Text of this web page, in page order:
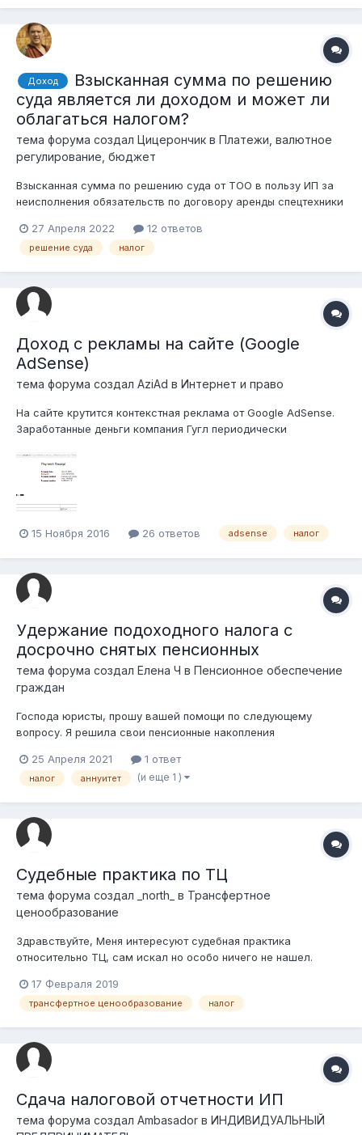
Доход
Взысканная сумма по решению
суда является ли доходом и может ли
облагаться налогом?
тема форума создал Цицерончик в Платежи, валютное
регулирование, бюджет
Взысканная сумма по решению суда от ТОО в пользу ИП за
неисполнения обязательств по договору аренды спецтехники
27 Апреля 2022
12 ответов
решение суда налог
Доход с рекламы на сайте (Google
AdSense)
тема форума создал AziAd в Интернет и право
На сайте крутится контекстная реклама от Google AdSense.
Заработанные деньги компания Гугл периодически
переводом. Как можно легализовать такой доход? Пока
вижу два варианта, но возникают вопросы: 1) Подавать
налоговую декларацию, как...
15 Ноября 2016 26 ответов adsense налог
Удержание подоходного налога с
досрочно снятых пенсионных
тема форума создал Елена Ч в Пенсионное обеспечение
граждан
Господа юристы, прошу вашей помощи по следующему
вопросу. Я решила свои пенсионные накопления
пенсионный аннуитет. Вторую часть собираюсь использовать
на жилье. При этом ЕНПФ с этой суммы удерживает
25 Апреля 2021 1 ответ
налог аннуитет (и еще 1 )
Судебные практика по ТЦ
тема форума создал _north_ в Трансфертное
ценообразование
Здравствуйте, Меня интересуют судебная практика
относительно ТЦ, сам искал но особо ничего не нашел.
спасибо.
17 Февраля 2019
трансфертное ценообразование налог
Сдача налоговой отчетности ИП
тема форума создал Ambasador в ИНДИВИДУАЛЬНЫЙ